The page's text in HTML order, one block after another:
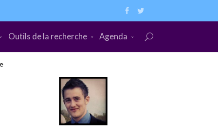
Outils de la recherche Agenda